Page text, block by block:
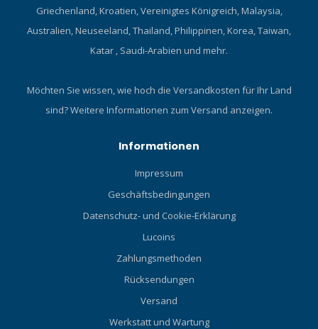
Griechenland, Kroatien, Vereinigtes Königreich, Malaysia,
Australien, Neuseeland, Thailand, Philippinen, Korea, Taiwan,
Katar , Saudi-Arabien und mehr.
Möchten Sie wissen, wie hoch die Versandkosten für Ihr Land
sind?Weitere Informationen zum Versand anzeigen.
Informationen
Impressum
Geschäftsbedingungen
Datenschutz- und Cookie-Erklärung
Lucoins
Zahlungsmethoden
Rücksendungen
Versand
Werkstatt und Wartung